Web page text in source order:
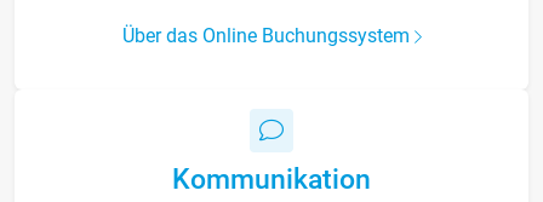
Über das Online Buchungssystem
Kommunikation